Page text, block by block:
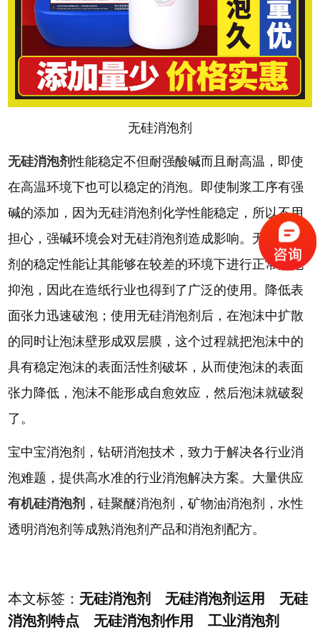
无硅消泡剂
无硅消泡剂性能稳定不但耐强酸碱而且耐高温，即使
在高温环境下也可以稳定的消泡。即使制浆工序有强
碱的添加，因为无硅消泡剂化学性能稳定，所以不用
担心，强碱环境会对无硅消泡剂造成影响。无硅消泡
剂的稳定性能让其能够在较差的环境下进行正常消泡
抑泡，因此在造纸行业也得到了广泛的使用。降低表
面张力迅速破泡；使用无硅消泡剂后，在泡沫中扩散
的同时让泡沫壁形成双层膜，这个过程就把泡沫中的
具有稳定泡沫的表面活性剂破坏，从而使泡沫的表面
张力降低，泡沫不能形成自愈效应，然后泡沫就破裂
了。
宝中宝消泡剂，钻研消泡技术，致力于解决各行业消
泡难题，提供高水准的行业消泡解决方案。大量供应
有机硅消泡剂 ，硅聚醚消泡剂，矿物油消泡剂，水性
透明消泡剂等成熟消泡剂产品和消泡剂配方。
本文标签： 无硅消泡剂 无硅消泡剂运用 无硅
消泡剂特点 无硅消泡剂作用 工业消泡剂